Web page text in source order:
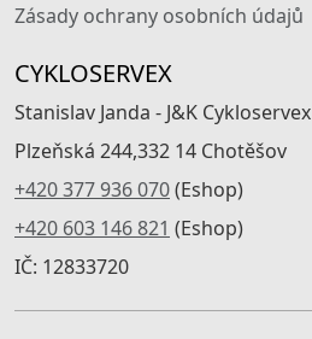
Zásady ochrany osobních údajů
CYKLOSERVEX
Stanislav Janda - J&K Cykloservex
Plzeňská 244,332 14 Chotěšov
+420 377 936 070(Eshop)
+420 603 146 821 (Eshop)
IČ: 12833720